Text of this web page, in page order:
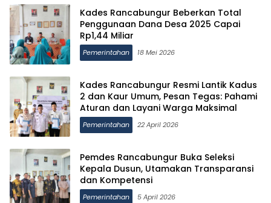
Kades Rancabungur Beberkan Total
Penggunaan Dana Desa 2025 Capai
Rp1,44 Miliar
Pemerintahan 18 Mei 2026
Kades Rancabungur Resmi Lantik Kadus
2 dan Kaur Umum, Pesan Tegas: Pahami
Aturan dan Layani Warga Maksimal
Pemerintahan 22 April 2026
Pemdes Rancabungur Buka Seleksi
Kepala Dusun, Utamakan Transparansi
dan Kompetensi
Pemerintahan 5 April 2026